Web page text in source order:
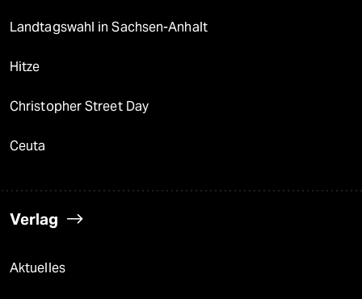
Landtagswahl in Sachsen-Anhalt
Hitze
Christopher Street Day
Ceuta
Verlag
Aktuelles